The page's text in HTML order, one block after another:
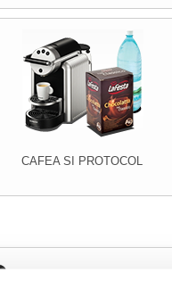
CAFEA SI PROTOCOL